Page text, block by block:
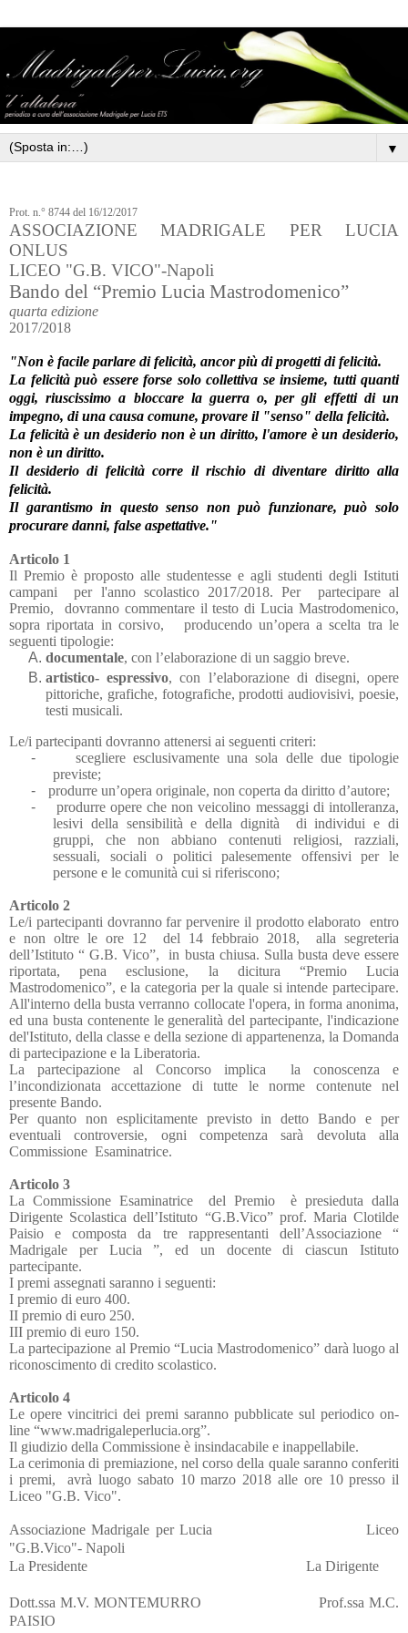
▼
Prot. n.° 8744 del 16/12/2017
ASSOCIAZIONE MADRIGALE PER LUCIA
ONLUS
LICEO "G.B. VICO"-Napoli
Bando del “Premio Lucia Mastrodomenico”
quarta edizione
2017/2018
"Non è facile parlare di felicità, ancor più di progetti di felicità.
La felicità può essere forse solo collettiva se insieme, tutti quanti
oggi, riuscissimo a bloccare la guerra o, per gli effetti di un
impegno, di una causa comune, provare il "senso" della felicità.
La felicità è un desiderio non è un diritto, l'amore è un desiderio,
non è un diritto.
Il desiderio di felicità corre il rischio di diventare diritto alla
felicità.
Il garantismo in questo senso non può funzionare, può solo
procurare danni, false aspettative."
Articolo 1
Il Premio è proposto alle studentesse e agli studenti degli Istituti
campani
per l'anno scolastico 2017/2018. Per
partecipare al
Premio,
dovranno commentare il testo di Lucia Mastrodomenico,
sopra riportata in corsivo,
producendo un’opera a scelta tra le
seguenti tipologie:
documentale, con l’elaborazione di un saggio breve.
artistico- espressivo, con l’elaborazione di disegni, opere
pittoriche, grafiche, fotografiche, prodotti audiovisivi, poesie,
testi musicali.
Le/i partecipanti dovranno attenersi ai seguenti criteri:
-
scegliere esclusivamente una sola delle due tipologie
previste;
-
produrre un’opera originale, non coperta da diritto d’autore;
-
produrre opere che non veicolino messaggi di intolleranza,
lesivi della sensibilità e della dignità
di individui e di
gruppi, che non abbiano contenuti religiosi, razziali,
sessuali, sociali o politici palesemente offensivi per le
persone e le comunità cui si riferiscono;
Articolo 2
Le/i partecipanti dovranno far pervenire il prodotto elaborato entro
e non oltre le ore 12
del 14 febbraio 2018,
alla segreteria
dell’Istituto “ G.B. Vico”,
in busta chiusa. Sulla busta deve essere
riportata, pena esclusione, la dicitura “Premio Lucia
Mastrodomenico”, e la categoria per la quale si intende partecipare.
All'interno della busta verranno collocate l'opera, in forma anonima,
ed una busta contenente le generalità del partecipante, l'indicazione
del'Istituto, della classe e della sezione di appartenenza, la Domanda
di partecipazione e la Liberatoria.
La partecipazione al Concorso implica
la conoscenza e
l’incondizionata accettazione di tutte le norme contenute nel
presente Bando.
Per quanto non esplicitamente previsto in detto Bando e per
eventuali controversie, ogni competenza sarà devoluta alla
Commissione Esaminatrice.
Articolo 3
La Commissione Esaminatrice
del Premio
è presieduta dalla
Dirigente Scolastica dell’Istituto “G.B.Vico” prof. Maria Clotilde
Paisio e composta da tre rappresentanti dell’Associazione “
Madrigale per Lucia ”, ed un docente di ciascun Istituto
partecipante.
I premi assegnati saranno i seguenti:
I premio di euro 400.
II premio di euro 250.
III premio di euro 150.
La partecipazione al Premio “Lucia Mastrodomenico” darà luogo al
riconoscimento di credito scolastico.
Articolo 4
Le opere vincitrici dei premi saranno pubblicate sul periodico on-
line “www.madrigaleperlucia.org”.
Il giudizio della Commissione è insindacabile e inappellabile.
La cerimonia di premiazione, nel corso della quale saranno conferiti
i premi,
avrà luogo sabato 10 marzo 2018 alle ore 10 presso il
Liceo "G.B. Vico".
Associazione Madrigale per Lucia
Liceo
"G.B.Vico"- Napoli
La Presidente
La Dirigente
Dott.ssa M.V. MONTEMURRO
Prof.ssa M.C.
PAISIO